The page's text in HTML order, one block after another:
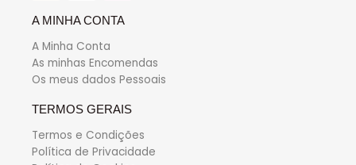
A MINHA CONTA
A Minha Conta
As minhas Encomendas
Os meus dados Pessoais
TERMOS GERAIS
Termos e Condições
Política de Privacidade